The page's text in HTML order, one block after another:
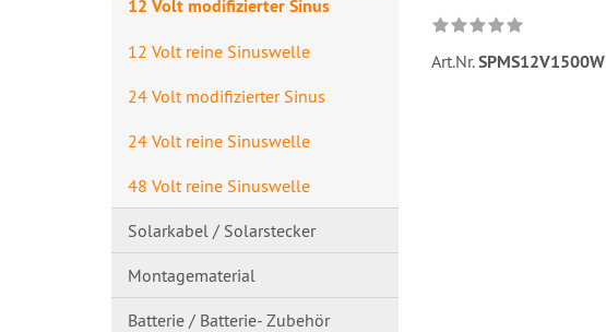
Art.Nr.SPMS12V1500W
12 Volt modifizierter Sinus
12 Volt reine Sinuswelle
24 Volt modifizierter Sinus
24 Volt reine Sinuswelle
48 Volt reine Sinuswelle
Solarkabel / Solarstecker
Montagematerial
Batterie / Batterie- Zubehör